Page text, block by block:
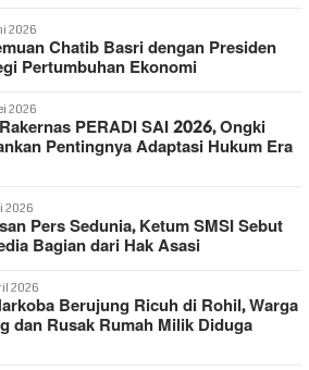
2026
Chatib Basri dengan Presiden
Pertumbuhan Ekonomi
2026
PERADI SAI 2026, Ongki
Pentingnya Adaptasi Hukum Era
2026
Pers Sedunia, Ketum SMSI Sebut
Bagian dari Hak Asasi
2026
Berujung Ricuh di Rohil, Warga
dan Rusak Rumah Milik Diduga